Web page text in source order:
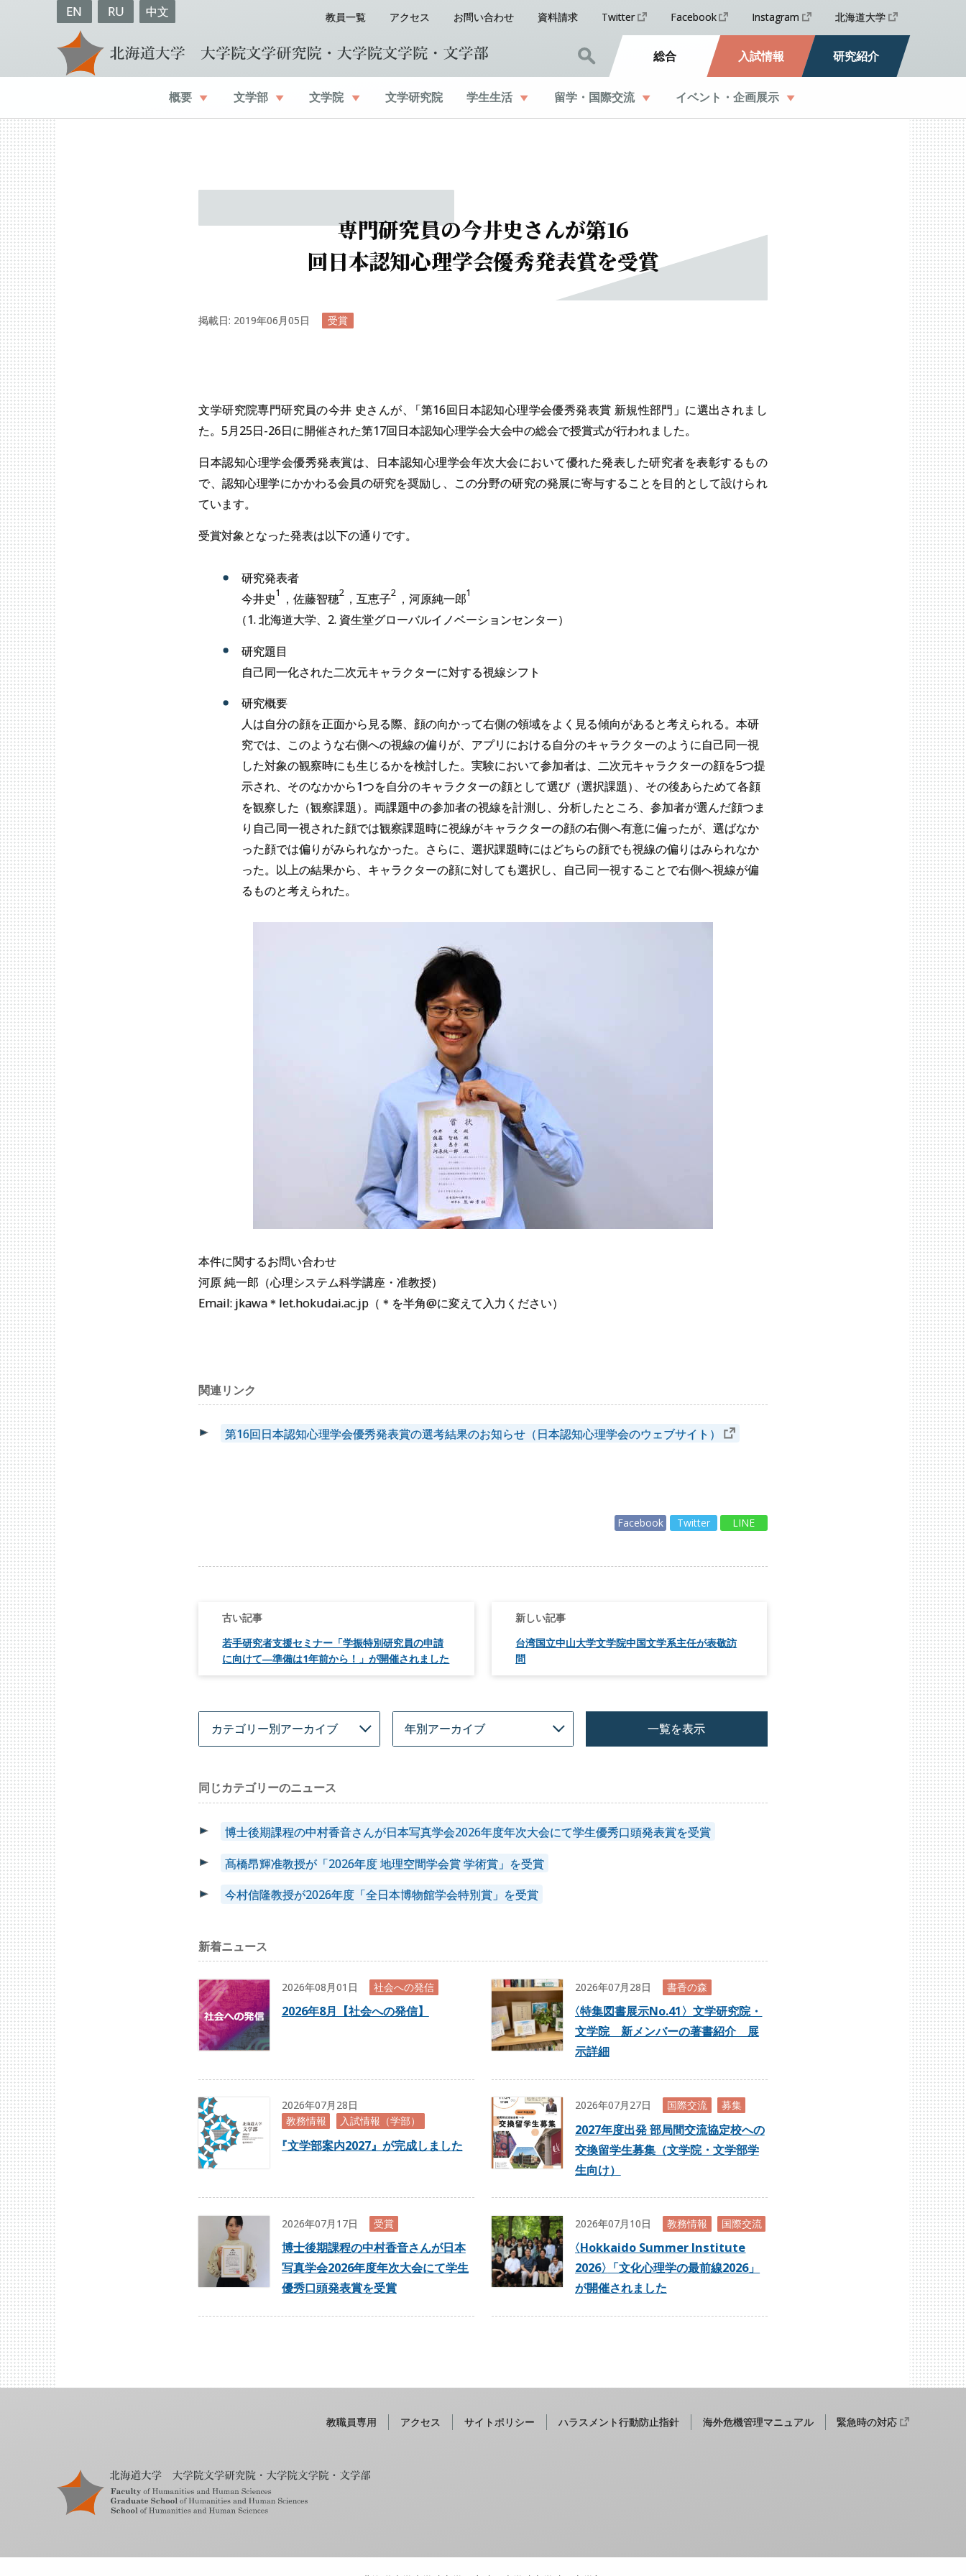
EN RU 中文 教員一覧 アクセス お問い合わせ 資料請求 Twitter Facebook Instagram 北海道大学
総合 入試情報 研究紹介
概要 文学部 文学院 文学研究院 学生生活 留学・ 国際交流 イベント ・企画展示
専門研究員の今井史さんが第16
回日本認知心理学会優秀発表賞を受賞
掲載日: 2019年06月05日 受賞
文学研究院専門研究員の今井 史さんが、
「第16回日本認知心理学会優秀発表賞 新規性部門」に選出されまし
た。5月25日-26日に開催された第17回日本認知心理学会大会中の総会で授賞式が行われました。
日本認知心理学会優秀発表賞は、日本認知心理学会年次大会において優れた発表した研究者を表彰するもの
で、認知心理学にかかわる会員の研究を奨励し、この分野の研究の発展に寄与することを目的として設けられ
ています。
受賞対象となった発表は以下の通りです。
研究発表者
今井史1 ，佐藤智穂2 ，互恵子2 ，河原純一郎1
（1. 北海道大学、2. 資生堂グローバルイノベーションセンター）
研究題目
自己同一化された二次元キャラクターに対する視線シフト
研究概要
人は自分の顔を正面から見る際、顔の向かって右側の領域をよく見る傾向があると考えられる。本研
究では、このような右側への視線の偏りが、アプリにおける自分のキャラクターのように自己同一視
した対象の観察時にも生じるかを検討した。実験において参加者は、二次元キャラクターの顔を5つ提
示され、そのなかから1つを自分のキャラクターの顔として選び（選択課題）、その後あらためて各顔
を観察した（観察課題）。両課題中の参加者の視線を計測し、分析したところ、参加者が選んだ顔つま
り自己同一視された顔では観察課題時に視線がキャラクターの顔の右側へ有意に偏ったが、選ばなか
った顔では偏りがみられなかった。さらに、選択課題時にはどちらの顔でも視線の偏りはみられなか
った。以上の結果から、キャラクターの顔に対しても選択し、自己同一視することで右側へ視線が偏
るものと考えられた。
本件に関するお問い合わせ
河原 純一郎（心理システム科学講座・准教授）
Email: jkawa＊let.hokudai.ac.jp（＊を半角@に変えて入力ください）
関連リンク
第16回日本認知心理学会優秀発表賞の選考結果のお知らせ（日本認知心理学会のウェブサイト）
Facebook Twitter LINE
シ
若手研究者支援セミナー「学振特別研究員の申請
に向けて―準備は1年前から！」が開催されました
台湾国立中山大学文学院中国文学系主任が表敬訪
問
一覧を表示
同じカテゴリーのニュース
博士後期課程の中村香音さんが日本写真学会2026年度年次大会にて学生優秀口頭発表賞を受賞
髙橋昂輝准教授が「2026年度 地理空間学会賞 学術賞」を受賞
今村信隆教授が2026年度「全日本博物館学会特別賞」を受賞
新着ニュース
2026年08月01日 社会への発信
2026年8月【社会への発信】
2026年07月28日 書香の森
〈特集図書展示No.41〉文学研究院・
文学院 新メンバーの著書紹介 展
示詳細
2026年07月28日
教務情報
入試情報（学部）
『文学部案内2027』が完成しました
2026年07月27日 国際交流 募集
2027年度出発 部局間交流協定校への
交換留学生募集（文学院・文学部学
生向け）
2026年07月17日 受賞
博士後期課程の中村香音さんが日本
写真学会2026年度年次大会にて学生
優秀口頭発表賞を受賞
2026年07月10日 教務情報 国際交流
〈Hokkaido Summer Institute
2026〉 「文化心理学の最前線2026」
が開催されました
教職員専用 アクセス サイトポリシー ハラスメント行動防止指針 海外危機管理マニュアル 緊急時の対応